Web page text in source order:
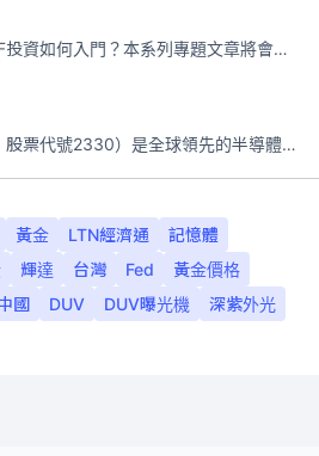
ETF是什麼？ETF投資如何入門？本系列專題文章將會告訴你新手必須知道的ETF基礎知識。
台積電（tSMC；股票代號2330）是全球領先的半導體代工公司，成立於1987年，總部位於台灣新竹。且已於美國、日本、德國及中國設廠，台積電是全球首家專業積體電路製造服務公司，也是全球最先進和最大規模的半導體代工廠。
黃金 LTN經濟通
記憶體
輝達 台灣 Fed
黃金價格
國 DUV DUV曝光機
深紫外光